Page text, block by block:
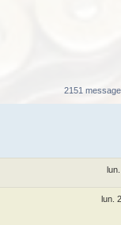
2151
lun.